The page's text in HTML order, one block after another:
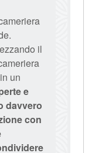
il
un
e
davvero
con